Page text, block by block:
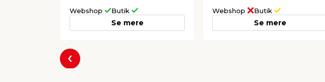
kanter.
Produktdetaljer:
Rækkeevne pr. pk.: 60 m²
Webshop Butik
Se mere
Webshop Butik
Se mere
Forrige